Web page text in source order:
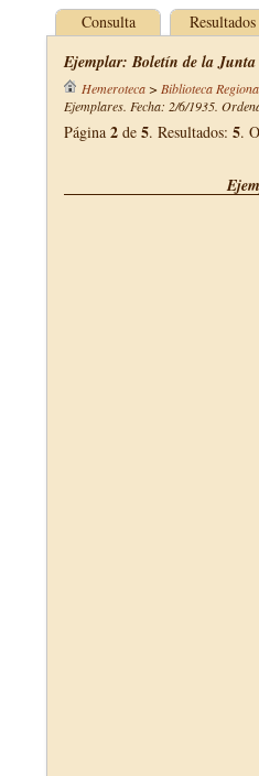
Consulta Resultados
Ejemplar: Boletín de la Junta
Hemeroteca> Biblioteca
Ejemplares. Fecha: 2/6/1935.
Página 2 de 5. Resultados: 5.